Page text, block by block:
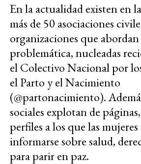
En la actualidad existen en
más de 50 asociaciones
organizaciones que abordan
problemática, nucleadas
el Colectivo Nacional por
el Parto y el Nacimiento
(@partonacimiento).
sociales explotan de
perfiles a los que las
informarse sobre salud,
para parir en paz.